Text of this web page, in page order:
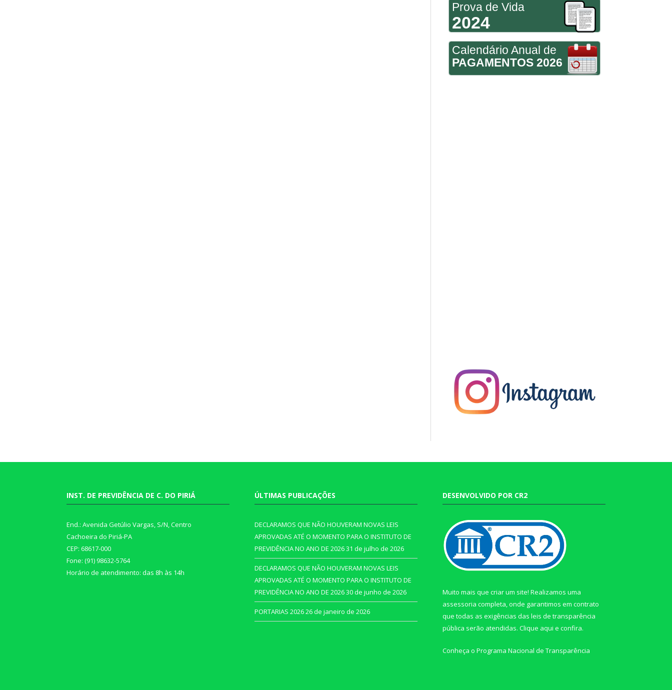
Prova de Vida
2024
Calendário Anual de
PAGAMENTOS 2026
INST. DE PREVIDÊNCIA DE C. DO PIRIÁ
End.: Avenida Getúlio Vargas, S/N, Centro
Cachoeira do Piriá-PA
CEP: 68617-000
Fone: (91) 98632-5764
Horário de atendimento: das 8h às 14h
ÚLTIMAS PUBLICAÇÕES
DECLARAMOS QUE NÃO HOUVERAM NOVAS LEIS
APROVADAS ATÉ O MOMENTO PARA O INSTITUTO DE
PREVIDÊNCIA NO ANO DE 202631 de julho de 2026
DECLARAMOS QUE NÃO HOUVERAM NOVAS LEIS
APROVADAS ATÉ O MOMENTO PARA O INSTITUTO DE
PREVIDÊNCIA NO ANO DE 202630 de junho de 2026
PORTARIAS 202626 de janeiro de 2026
DESENVOLVIDO POR CR2
Muito mais que criar um site! Realizamos uma
assessoria completa, onde garantimos em contrato
que todas as exigências das leis de transparência
pública serão atendidas. Clique aqui e confira.
Conheça o Programa Nacional de Transparência